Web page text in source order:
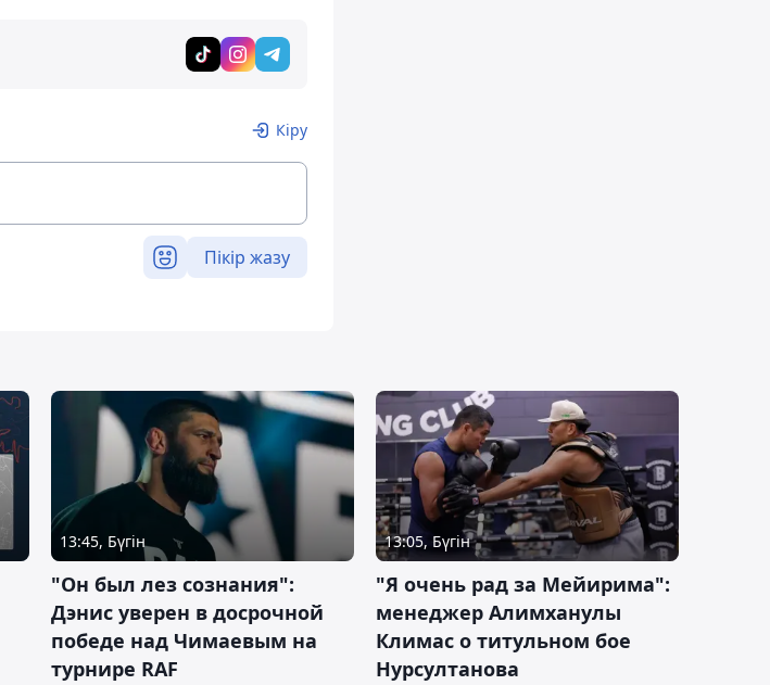
Кіру
Пікір жазу
13:45, Бүгін
"Он был лез сознания":
Дэнис уверен в досрочной
победе над Чимаевым на
турнире RAF
13:05, Бүгін
"Я очень рад за Мейирима":
менеджер Алимханулы
Климас о титульном бое
Нурсултанова